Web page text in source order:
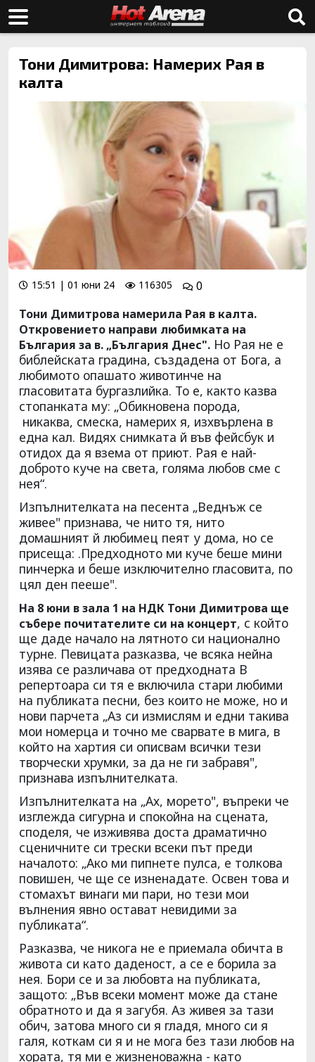
Тони Димитрова: Намерих Рая в
калта
15:51 | 01 юни 24 116305
0
Тони Димитрова намерила Рая в калта.
Откровението направи любимката на
България за в. „България Днес". Но Рая не е
библейската градина, създадена от Бога, а
любимото опашато животинче на
гласовитата бургазлийка. То е, както казва
стопанката му: „Обикновена порода,
никаква, смеска, намерих я, изхвърлена в
една кал. Видях снимката й във фейсбук и
отидох да я взема от приют. Рая е най-
доброто куче на света, голяма любов сме с
нея“.
Изпълнителката на песента „Веднъж се
живее" признава, че нито тя, нито
домашният й любимец пеят у дома, но се
присеща: .Предходното ми куче беше мини
пинчерка и беше изключително гласовита, по
цял ден пееше".
На 8 юни в зала 1 на НДК Тони Димитрова ще
събере почитателите си на концерт, с който
ще даде начало на лятното си национално
турне. Певицата разказва, че всяка нейна
изява се различава от предходната В
репертоара си тя е включила стари любими
на публиката песни, без които не може, но и
нови парчета „Аз си измислям и едни такива
мои номерца и точно ме сварвате в мига, в
който на хартия си описвам всички тези
творчески хрумки, за да не ги забравя",
признава изпълнителката.
Изпълнителката на „Ах, морето", въпреки че
изглежда сигурна и спокойна на сцената,
споделя, че изживява доста драматично
сценичните си трески всеки път преди
началото: „Ако ми пипнете пулса, е толкова
повишен, че ще се изненадате. Освен това и
стомахът винаги ми пари, но тези мои
вълнения явно остават невидими за
публиката“.
Разказва, че никога не е приемала обичта в
живота си като даденост, а се е борила за
нея. Бори се и за любовта на публиката,
защото: „Във всеки момент може да стане
обратното и да я загубя. Аз живея за тази
обич, затова много си я гладя, много си я
галя, коткам си я и не мога без тази любов на
хората, тя ми е жизненоважна - като